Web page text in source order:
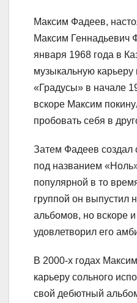
Максим Фадеев,
Максим Геннадьевич
января 1968 года в
музыкальную карьеру
«Градусы» в начале
вскоре Максим
пробовать себя в
Затем Фадеев создал
под названием
популярной в то
группой он выпустил
альбомов, но вскоре
удовлетворил его
В 2000-х годах
карьеру сольного
свой дебютный